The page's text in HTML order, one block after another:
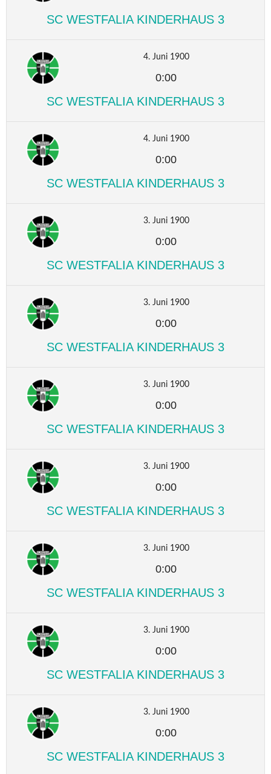
SC WESTFALIA KINDERHAUS 3
4. Juni 1900
0:00
SC WESTFALIA KINDERHAUS 3
4. Juni 1900
0:00
SC WESTFALIA KINDERHAUS 3
3. Juni 1900
0:00
SC WESTFALIA KINDERHAUS 3
3. Juni 1900
0:00
SC WESTFALIA KINDERHAUS 3
3. Juni 1900
0:00
SC WESTFALIA KINDERHAUS 3
3. Juni 1900
0:00
SC WESTFALIA KINDERHAUS 3
3. Juni 1900
0:00
SC WESTFALIA KINDERHAUS 3
3. Juni 1900
0:00
SC WESTFALIA KINDERHAUS 3
3. Juni 1900
0:00
SC WESTFALIA KINDERHAUS 3